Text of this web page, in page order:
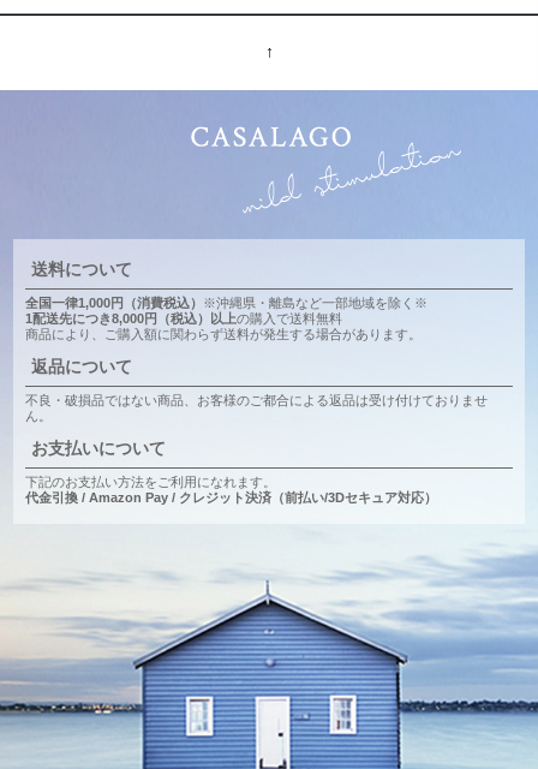
↑
送料について
全国一律1,000円（消費税込） ※沖縄県・離島など一部地域を除く※
1配送先につき8,000円（税込）以上の購入で送料無料
商品により、ご購入額に関わらず送料が発生する場合があります。
返品について
不良・破損品ではない商品、お客様のご都合による返品は受け付けておりませ
ん。
お支払いについて
下記のお支払い方法をご利用になれます。
代金引換 / Amazon Pay / クレジット決済（前払い/3Dセキュア対応）